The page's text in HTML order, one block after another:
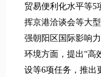
贸易便利化水平等5
挥京港洽谈会等大
强朝阳区国际影响
环境方面，提出“高
设等6项任务，推出